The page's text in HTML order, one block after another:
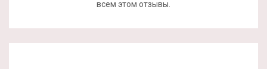
всем этом отзывы.